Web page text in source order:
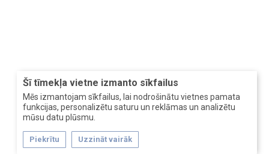
Šī tīmekļa vietne izmanto sīkfailus
Mēs izmantojam sīkfailus, lai nodrošinātu vietnes pamata
funkcijas, personalizētu saturu un reklāmas un analizētu
mūsu datu plūsmu.
Piekrītu Uzzināt vairāk